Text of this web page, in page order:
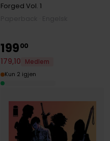
Forged Vol. 1
19900
179,10
Medlem
Kun 2 igjen